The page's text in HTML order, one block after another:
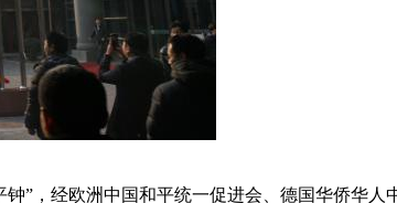
”，经欧洲中国和平统一促进会、德国华侨华人